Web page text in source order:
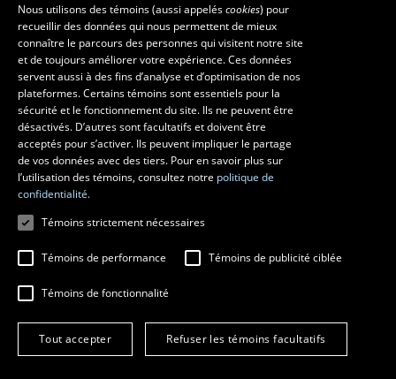
Les écoles et la recherche
École supérieure d’aménagement du territoire et de développement
régional
École d’architecture
École de design
Centre de recherche en aménagement et développement
© 2026 Université Laval
Tous droits réservés
Conditions générales d'utilisation
Fraude en ligne
Nous utilisons des témoins (aussi appeléscookies) pour
recueillir des données qui nous permettent de mieux
connaître le parcours des personnes qui visitent notre site
et de toujours améliorer votre expérience. Ces données
servent aussi à des fins d’analyse et d’optimisation de nos
plateformes. Certains témoins sont essentiels pour la
sécurité et le fonctionnement du site. Ils ne peuvent être
désactivés. D’autres sont facultatifs et doivent être
acceptés pour s’activer. Ils peuvent impliquer le partage
de vos données avec des tiers. Pour en savoir plus sur
l’utilisation des témoins, consultez notre politique de
confidentialité.
Témoins strictement nécessaires
Témoins de performance Témoins de publicité ciblée
Témoins de fonctionnalité
Tout accepter Refuser les témoins facultatifs